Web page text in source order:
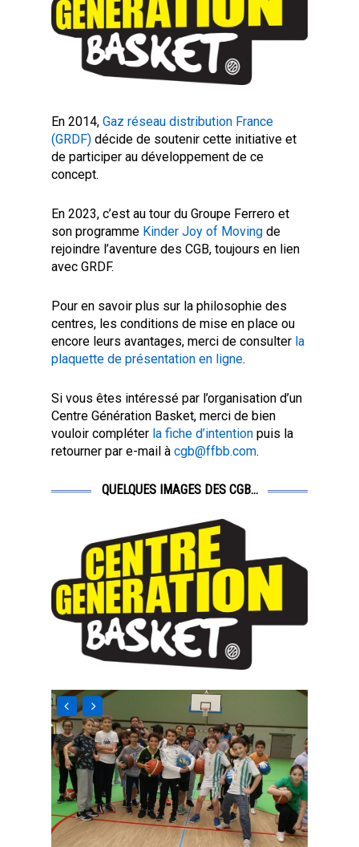
En 2014,Gaz réseau distribution France
(GRDF) décide de soutenir cette initiative et
de participer au développement de ce
concept.
En 2023, c’est au tour du Groupe Ferrero et
son programme Kinder Joy of Moving de
rejoindre l’aventure des CGB, toujours en lien
avec GRDF.
Pour en savoir plus sur la philosophie des
centres, les conditions de mise en place ou
encore leurs avantages, merci de consulter la
plaquette de présentation en ligne.
Si vous êtes intéressé par l’organisation d’un
Centre Génération Basket, merci de bien
vouloir compléter la fiche d’intention puis la
retourner par e-mail àcgb@ffbb.com.
QUELQUES IMAGES DES CGB...